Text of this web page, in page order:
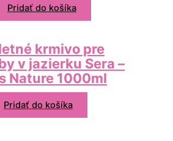
Pridať do košíka
krmivo pre
v jazierku Sera –
Nature 1000ml
Pridať do košíka